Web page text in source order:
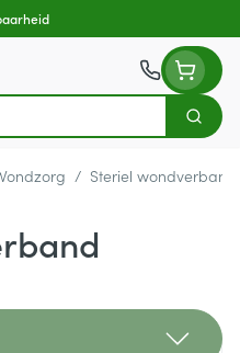
Zoek
/ Steriel wondverband